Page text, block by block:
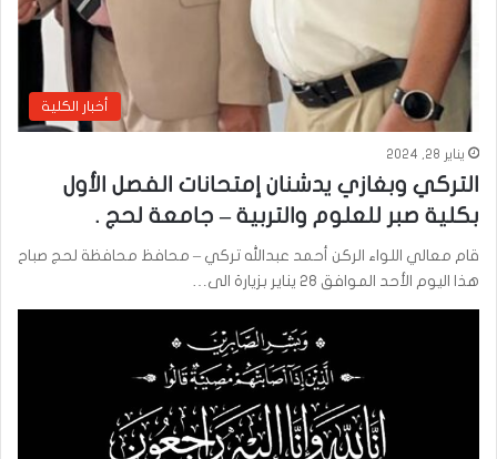
أخبار الكلية
يناير 28, 2024
التركي وبغازي يدشنان إمتحانات الفصل الأول
بكلية صبر للعلوم والتربية – جامعة لحج .
قام معالي اللواء الركن أحمد عبدالله تركي – محافظ محافظة لحج صباح
هذا اليوم الأحد الموافق ٢٨ يناير بزيارة الى…